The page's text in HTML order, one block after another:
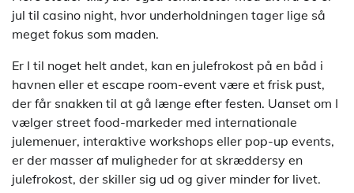
jul til casino night, hvor underholdningen tager lige så
meget fokus som maden.
Er I til noget helt andet, kan en julefrokost på en båd i
havnen eller et escape room-event være et frisk pust,
der får snakken til at gå længe efter festen. Uanset om I
vælger street food-markeder med internationale
julemenuer, interaktive workshops eller pop-up events,
er der masser af muligheder for at skræddersy en
julefrokost, der skiller sig ud og giver minder for livet.